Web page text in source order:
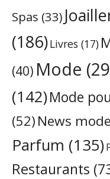
Spas (33)
(186)Livres (17)
(40) Mode
(142)Mode
(52) News mode
Parfum (135)
Restaurants